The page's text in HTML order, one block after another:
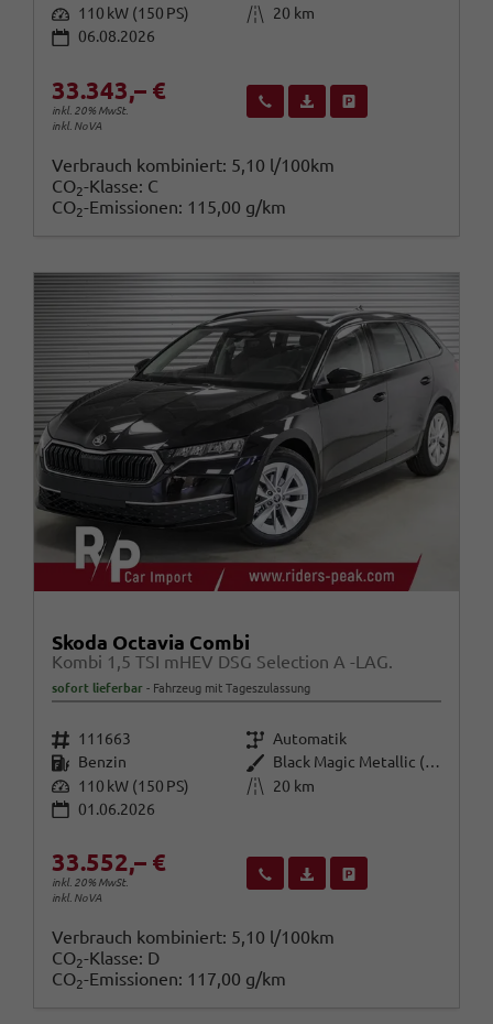
Leistung 110 kW (150 PS) Kilometerstand
20 km
06.08.2026
33.343,– €
inkl. 20% MwSt.
inkl. NoVA
Wir rufen Sie anFahrzeugexposé (PDF)
Verbrauch kombiniert: 5,10 l/100km
CO2-Klasse: C
CO2-Emissionen: 115,00 g/km
Skoda Octavia Combi
Kombi 1,5 TSI mHEV DSG Selection A -LAG.
sofort lieferbar Fahrzeug mit Tageszulassung
Fahrzeugnr. 111663 Getriebe Automatik
Kraftstoff Benzin Außenfarbe
Black Magic Metallic (1Z)
Leistung 110 kW (150 PS) Kilometerstand
20 km
01.06.2026
33.552,– €
inkl. 20% MwSt.
inkl. NoVA
Wir rufen Sie anFahrzeugexposé (PDF)
Verbrauch kombiniert: 5,10 l/100km
CO2-Klasse: D
CO2-Emissionen: 117,00 g/km